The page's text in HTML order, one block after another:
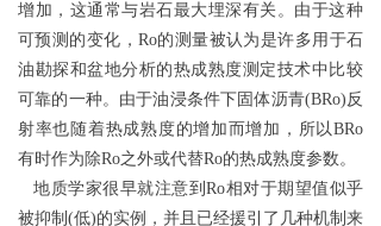
增加，这通常与岩石最大埋深有关。由于这种
可预测的变化， Ro的测量被认为是许多用于石
油勘探和盆地分析的热成熟度测定技术中比较
可靠的一种。由于油浸条件下固体沥青(BRo)反
射率也随着热成熟度的增加而增加，所以BRo
有时作为除Ro之外或代替Ro的热成熟度参数。
地质学家很早就注意到Ro相对于期望值似乎
被抑制(低)的实例，并且已经援引了几种机制来